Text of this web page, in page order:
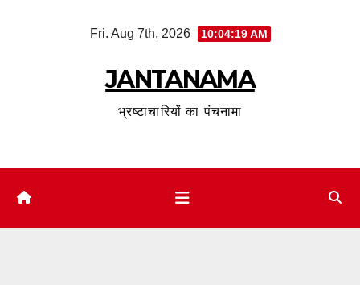
Fri. Aug 7th, 2026 10:04:20 AM
JANTANAMA
भ्रष्टाचारियों का पंचनामा